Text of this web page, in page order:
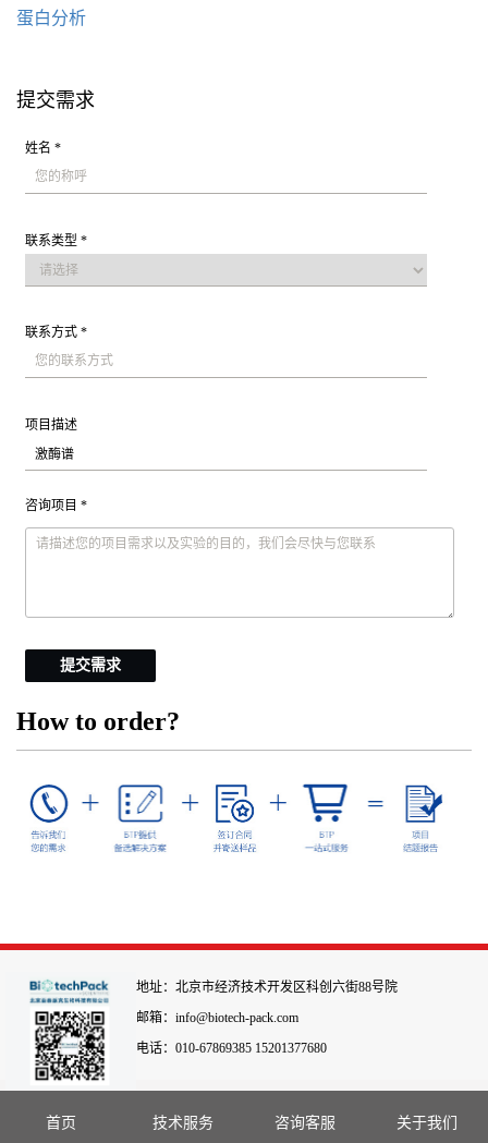
蛋白分析
提交需求
姓名 *
联系类型 *
联系方式 *
项目描述
咨询项目 *
提交需求
How to order?
地址：北京市经济技术开发区科创六街88号院
邮箱：info@biotech-pack.com
电话：010-67869385 15201377680
首页 技术服务 咨询客服 关于我们